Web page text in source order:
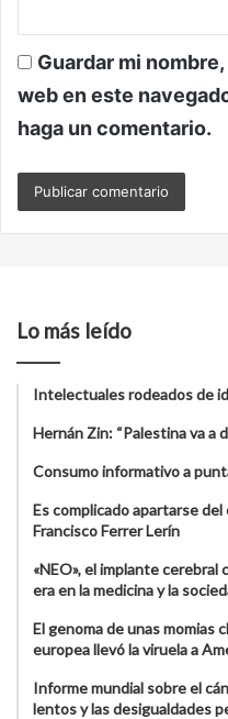
Guardar mi
web en este
haga un comentario.
Lo más leído
Intelectuales rodeados de
Hernán Zin: “Palestina va a
Consumo informativo a
Es complicado apartarse
Francisco Ferrer Lerín
«NEO», el implante cerebral
era en la medicina y la
El genoma de unas momias
europea llevó la viruela a
Informe mundial sobre el
lentos y las desigualdades